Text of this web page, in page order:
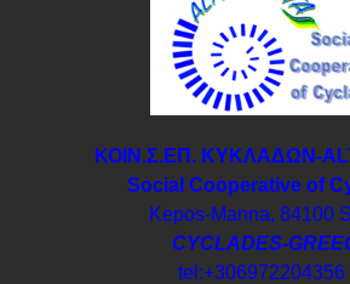
ΚΟΙΝ.Σ.ΕΠ. ΚΥΚΛΑΔΩΝ-
Social Cooperative of
Kepos-Manna, 84100
CYCLADES-
tel:+306972204356